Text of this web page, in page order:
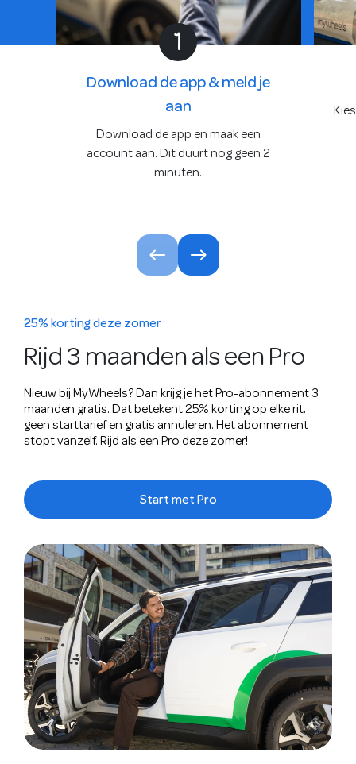
1
Download de app & meld je
aan
Download de app en maak een
account aan. Dit duurt nog geen 2
minuten.
25% korting deze zomer
Rijd 3 maanden als een Pro
Nieuw bij MyWheels? Dan krijg je het Pro-abonnement 3
maanden gratis. Dat betekent 25% korting op elke rit,
geen starttarief en gratis annuleren. Het abonnement
stopt vanzelf. Rijd als een Pro deze zomer!
Start met Pro